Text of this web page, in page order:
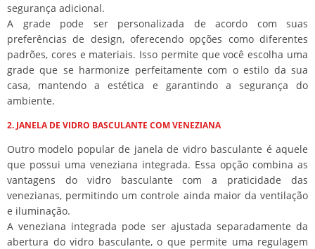
segurança adicional.
A grade pode ser personalizada de acordo com suas
preferências de design, oferecendo opções como diferentes
padrões, cores e materiais. Isso permite que você escolha uma
grade que se harmonize perfeitamente com o estilo da sua
casa, mantendo a estética e garantindo a segurança do
ambiente.
2. JANELA DE VIDRO BASCULANTE COM VENEZIANA
Outro modelo popular de janela de vidro basculante é aquele
que possui uma veneziana integrada. Essa opção combina as
vantagens do vidro basculante com a praticidade das
venezianas, permitindo um controle ainda maior da ventilação
e iluminação.
A veneziana integrada pode ser ajustada separadamente da
abertura do vidro basculante, o que permite uma regulagem